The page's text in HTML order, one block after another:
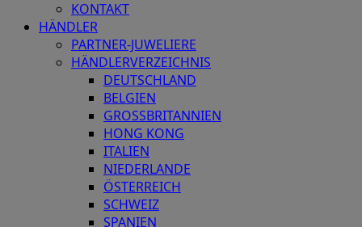
KONTAKT
HÄNDLER
PARTNER-JUWELIERE
HÄNDLERVERZEICHNIS
DEUTSCHLAND
BELGIEN
GROSSBRITANNIEN
HONG KONG
ITALIEN
NIEDERLANDE
ÖSTERREICH
SCHWEIZ
SPANIEN